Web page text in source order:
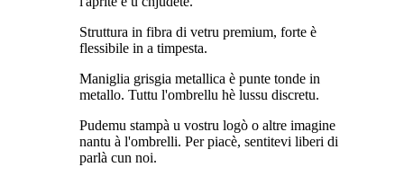
Struttura in fibra di vetru premium, forte è
flessibile in a timpesta.
Maniglia grisgia metallica è punte tonde in
metallo. Tuttu l'ombrellu hè lussu discretu.
Pudemu stampà u vostru logò o altre imagine
nantu à l'ombrelli. Per piacè, sentitevi liberi di
parlà cun noi.